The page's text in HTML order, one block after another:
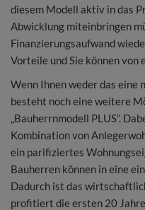
diesem Modell aktiv in das
Abwicklung miteinbringen
Finanzierungsaufwand
Vorteile und Sie können von
Wenn Ihnen weder das eine
besteht noch eine weitere
„Bauherrnmodell PLUS“.
Kombination von
ein parifiziertes
Bauherren können in eine
Dadurch ist das
profitiert die ersten 20